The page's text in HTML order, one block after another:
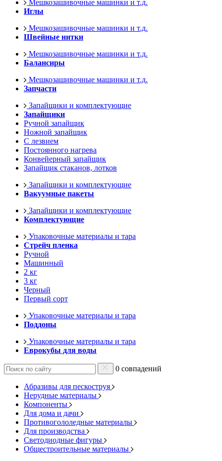
Мешкозашивочные машинки и т.д.
Иглы
Мешкозашивочные машинки и т.д.
Швейные нитки
Мешкозашивочные машинки и т.д.
Балансиры
Мешкозашивочные машинки и т.д.
Запчасти
Запайщики и комплектующие
Запайщики
Ручной запайщик
Ножной запайщик
С лезвием
Постоянного нагрева
Конвейерный запайщик
Запайщик стаканов, лотков
Запайщики и комплектующие
Вакуумные пакеты
Запайщики и комплектующие
Комплектующие
Упаковочные материалы и тара
Стрейч пленка
Ручной
Машинный
2 кг
3 кг
Черный
Первый сорт
Упаковочные материалы и тара
Поддоны
Упаковочные материалы и тара
Еврокубы для воды
0 совпадений
Абразивы для пескоструя
Нерудные материалы
Компоненты
Для дома и дачи
Противогололедные материалы
Для производства
Светодиодные фигуры
Общестроительные материалы